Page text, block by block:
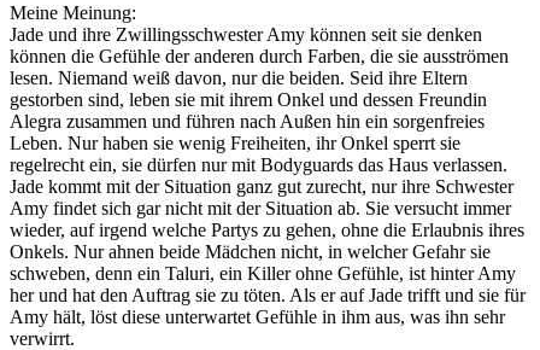
Meine Meinung:
Jade und ihre Zwillingsschwester Amy können seit sie denken
können die Gefühle der anderen durch Farben, die sie ausströmen
lesen. Niemand weiß davon, nur die beiden. Seid ihre Eltern
gestorben sind, leben sie mit ihrem Onkel und dessen Freundin
Alegra zusammen und führen nach Außen hin ein sorgenfreies
Leben. Nur haben sie wenig Freiheiten, ihr Onkel sperrt sie
regelrecht ein, sie dürfen nur mit Bodyguards das Haus verlassen.
Jade kommt mit der Situation ganz gut zurecht, nur ihre Schwester
Amy findet sich gar nicht mit der Situation ab. Sie versucht immer
wieder, auf irgend welche Partys zu gehen, ohne die Erlaubnis ihres
Onkels. Nur ahnen beide Mädchen nicht, in welcher Gefahr sie
schweben, denn ein Taluri, ein Killer ohne Gefühle, ist hinter Amy
her und hat den Auftrag sie zu töten. Als er auf Jade trifft und sie für
Amy hält, löst diese unterwartet Gefühle in ihm aus, was ihn sehr
verwirrt.